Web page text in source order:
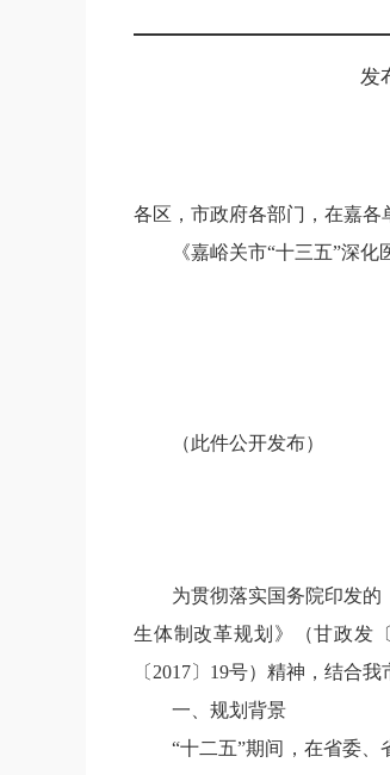
发
各区，市政府各部门，在嘉各
《嘉峪关市“十三五”深化
（此件公开发布）
为贯彻落实国务院印发的
生体制改革规划》（甘政发〔
〔 2017〕 19号）精神，结合我
一、规划背景
“十二五”期间，在省委、